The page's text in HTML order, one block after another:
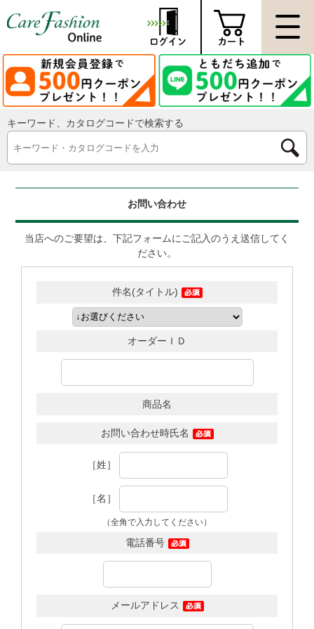
キーワード、カタログコードで検索する
お問い合わせ
当店へのご要望は、下記フォームにご記入のうえ送信してく
ださい。
件名(タイトル)
オーダーＩＤ
商品名
お問い合わせ時氏名
［姓］
［名］
（全角で入力してください）
電話番号
メールアドレス